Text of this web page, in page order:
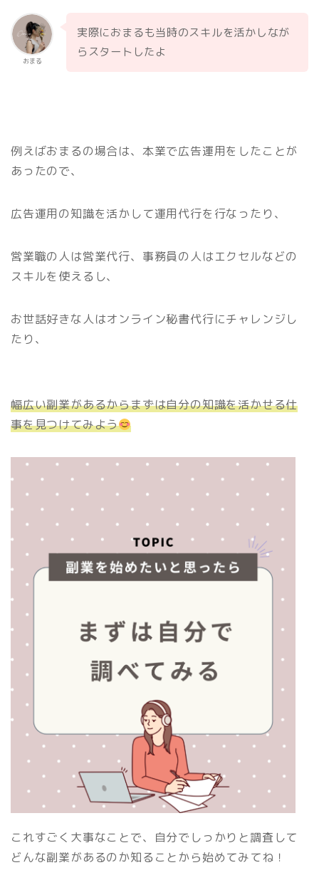
おまる
実際におまるも当時のスキルを活かしなが
らスタートしたよ
例えばおまるの場合は、本業で広告運用をしたことが
あったので、
広告運用の知識を活かして運用代行を行なったり、
営業職の人は営業代行、事務員の人はエクセルなどの
スキルを使えるし、
お世話好きな人はオンライン秘書代行にチャレンジし
たり、
幅広い副業があるからまずは自分の知識を活かせる仕
事を見つけてみよう
これすごく大事なことで、自分でしっかりと調査して
どんな副業があるのか知ることから始めてみてね！